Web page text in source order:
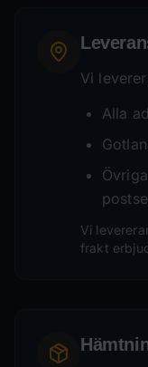
Vi
Alla
Vi
frakt